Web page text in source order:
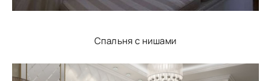
Спальня с нишами